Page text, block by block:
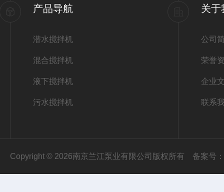
产品导航
潜水搅拌机
混合搅拌机
液下搅拌机
污水搅拌机
关于
公司
荣誉
企业
联系
Copyright © 2026南京兰江泵业有限公司版权所有 备案号